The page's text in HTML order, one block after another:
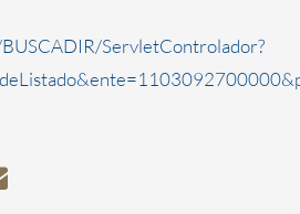
ServletControlador?